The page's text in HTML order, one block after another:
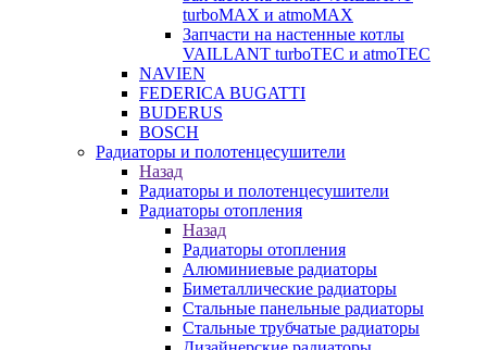
turboMAX и atmoMAX
Запчасти на настенные котлы
VAILLANT turboTEC и atmoTEC
NAVIEN
FEDERICA BUGATTI
BUDERUS
BOSCH
Радиаторы и полотенцесушители
Назад
Радиаторы и полотенцесушители
Радиаторы отопления
Назад
Радиаторы отопления
Алюминиевые радиаторы
Биметаллические радиаторы
Стальные панельные радиаторы
Стальные трубчатые радиаторы